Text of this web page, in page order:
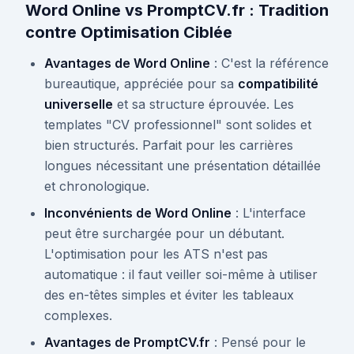
Word Online vs PromptCV.fr : Tradition
contre Optimisation Ciblée
Avantages de Word Online : C'est la référence
bureautique, appréciée pour sa compatibilité
universelle et sa structure éprouvée. Les
templates "CV professionnel" sont solides et
bien structurés. Parfait pour les carrières
longues nécessitant une présentation détaillée
et chronologique.
Inconvénients de Word Online : L'interface
peut être surchargée pour un débutant.
L'optimisation pour les ATS n'est pas
automatique : il faut veiller soi-même à utiliser
des en-têtes simples et éviter les tableaux
complexes.
Avantages de PromptCV.fr : Pensé pour le